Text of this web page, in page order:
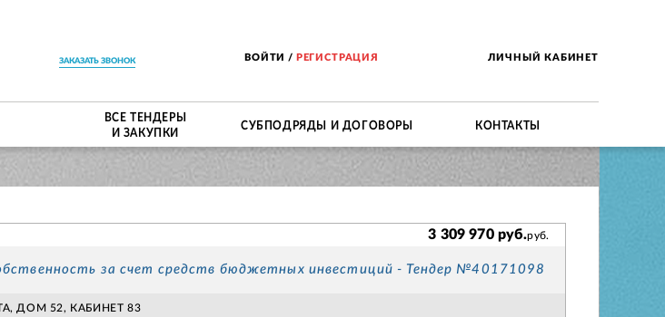
ЗАКАЗАТЬ ЗВОНОК ВОЙТИ / РЕГИСТРАЦИЯ ЛИЧНЫЙ КАБИНЕТ
ВСЕ ТЕНДЕРЫ
И ЗАКУПКИ
СУБПОДРЯДЫ И ДОГОВОРЫ КОНТАКТЫ
3 309 970 руб.руб.
за счет средств бюджетных инвестиций - Тендер №40171098
ДОМ 52, КАБИНЕТ 83